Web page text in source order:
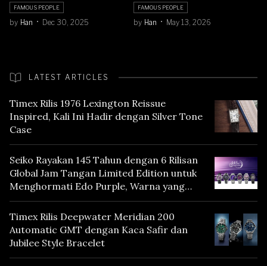
FAMOUS PEOPLE
by Han Dec 30, 2025
FAMOUS PEOPLE
by Han May 13, 2026
LATEST ARTICLES
Timex Rilis 1976 Lexington Reissue
Inspired, Kali Ini Hadir dengan Silver Tone
Case
Seiko Rayakan 145 Tahun dengan 6 Rilisan
Global Jam Tangan Limited Edition untuk
Menghormati Edo Purple, Warna yang
Mencerminkan Warisan Tokyo
Timex Rilis Deepwater Meridian 200
Automatic GMT dengan Kaca Safir dan
Jubilee Style Bracelet